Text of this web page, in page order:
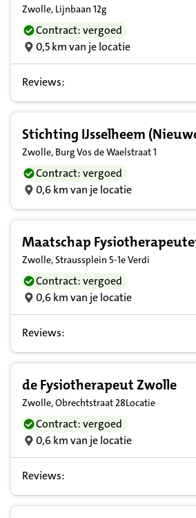
Zwolle, Lijnbaan 12g
Contract: vergoed
0,5 km van je locatie
Reviews:
Stichting IJsselheem
Zwolle, Burg Vos de Waelstraat 1
Contract: vergoed
0,6 km van je locatie
Maatschap
Zwolle, Straussplein 5-1e Verdi
Contract: vergoed
0,6 km van je locatie
Reviews:
de Fysiotherapeut Zwolle
Zwolle, Obrechtstraat 28Locatie
Contract: vergoed
0,6 km van je locatie
Reviews: